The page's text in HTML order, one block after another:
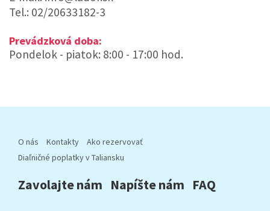
Tel.: 02/20633182-3
Prevádzková doba:
Pondelok - piatok: 8:00 - 17:00 hod.
O nás Kontakty
Ako rezervovať
Diaľničné poplatky v Taliansku
Zavolajte nám Napíšte nám FAQ